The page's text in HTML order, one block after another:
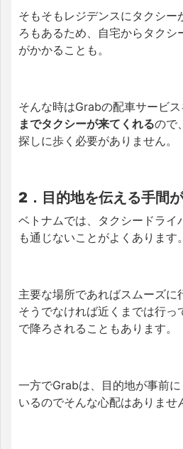
そもそもレジデンスにタクシー
ろもあるため、自宅からタクシ
がかかることも。
そんな時はGrabの配車サービス
までタクシーが来てくれるので
探しに歩く必要がありません。
2．目的地を伝える手間
ベトナムでは、タクシードライ
も通じないことがよくあります。
主要な場所であればスムーズに
そうでなければ近くまでは行っ
で降ろされることもあります。
一方でGrabは、目的地が事前
いるのでそんな心配はありませ